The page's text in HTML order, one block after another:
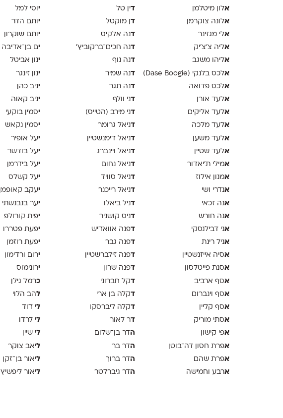
אלון מיטלמן
אלונה צוקרמן
אלי מגזינר
אליה צ׳צ׳יק
אליהו משגב
אלכס בלנקי (Dase Boogie)
אלכס פדואה
אלעד אורן
אלעד אליקים
אלעד מלכה
אלעד משען
אלעד שטיין
אמילי ת׳יאדור
אמנון אילוז
אנדרי ושי
אנה זכאי
אנה חורש
אני דבילנסקי
אניל רינת
אסיה אייזנשטיין
אסנת פייטלסון
אסף ארביב
אסף וינברום
אסף קליין
אסתי מוריק
אפי קישון
אפרת חסון דה־בוטן
אפרת שהם
ארבע וחמישה
דין טל
ד ן מוקטל
דנה אלקיס
דנה חכים־ברקוביץ׳
דנה נוף
דנה שמיר
דנה תגר
דני וולף
דני מירב (הטייס)
דניאל גרומר
דניאל דימנשטיין
דניאל ויינברג
דניאל נחום
דניאל סוויד
דניאל רייכנר
דניל ביאלו
דניס קושניר
דפנה אוואדיש
דפנה גבר
דפנה זילברשטיין
דפנה שרון
דקל חברוני
דקלה בן ארי
דקלה ליברסקו
דר לאור
הדר בן־שלום
הדר בר
הדר ברוך
הדר גיברלטר
יוסי למל
יותם הדר
יותם שוקרון
ים בן־אדיבה
ינון אביטל
ינון זינגר
יניב כהן
יניב קאוה
יסמין בוקעי
יסמין נקאש
יעל אופיר
יעל בודשר
יעל בידרמן
יעל קשלס
יעקב קאופמן
יער בנבנשתי
יפית קורולפ
יפעת פטררו
יפעת רוזמן
ירום ורדימון
ירונימוס
כרמל גילן
להב הלוי
לי דוד
לי לרדו
לי שיין
ליאב צוקר
ליאור בן־זקן
ליאור ליפשיץ